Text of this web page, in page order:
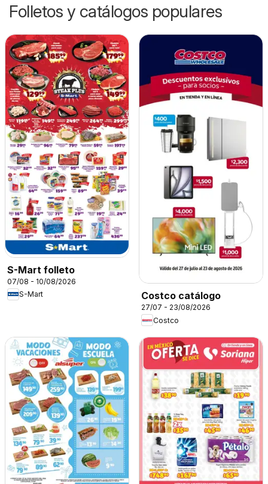
Folletos y catálogos populares
S-Mart folleto
07/08 - 10/08/2026
S-Mart
Costco catálogo
27/07 - 23/08/2026
Costco